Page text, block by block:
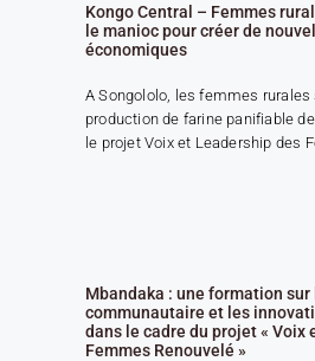
Kongo Central – Femmes
le manioc pour créer de
économiques
A Songololo, les femmes rurales
production de farine panifiable
le projet Voix et Leadership des
Mbandaka : une formation sur
communautaire et les
dans le cadre du projet « Voix
Femmes Renouvelé »